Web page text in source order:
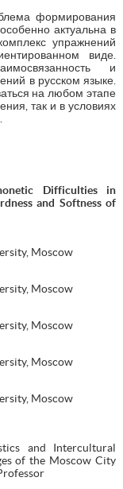
формирования
актуальна в
упражнений
виде.
и
в русском языке.
на любом этапе
так и в условиях
Difficulties in
and Softness of
Moscow
Moscow
Moscow
Moscow
Moscow
and Intercultural
of the Moscow City